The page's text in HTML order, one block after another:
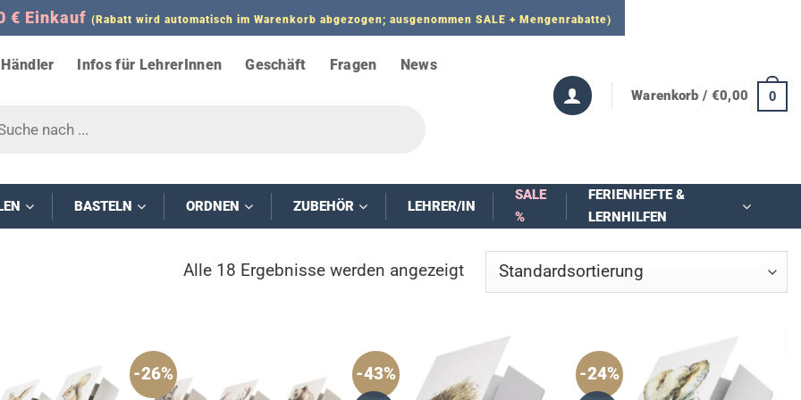
€ Einkauf (Rabatt wird automatisch im Warenkorb abgezogen; ausgenommen SALE + Mengenrabatte)
Händler Infos für LehrerInnen Geschäft Fragen News
Warenkorb / €0,00 0
BASTELN ORDNEN ZUBEHÖR LEHRER/IN
SALE
%
FERIENHEFTE &
LERNHILFEN
Alle 18 Ergebnisse werden angezeigt
-26% -43% -24%